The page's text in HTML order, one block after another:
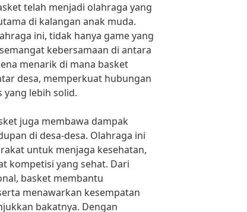
telah menjadi olahraga yang
di kalangan anak muda.
ini, tidak hanya game yang
kebersamaan di antara
menarik di mana basket
desa, memperkuat hubungan
lebih solid.
juga membawa dampak
di desa-desa. Olahraga ini
untuk menjaga kesehatan,
kompetisi yang sehat. Dari
basket membantu
menawarkan kesempatan
bakatnya. Dengan